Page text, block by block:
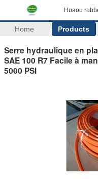
Huaou
Home Products
Serre hydraulique en
SAE 100 R7 Facile à
5000 PSI